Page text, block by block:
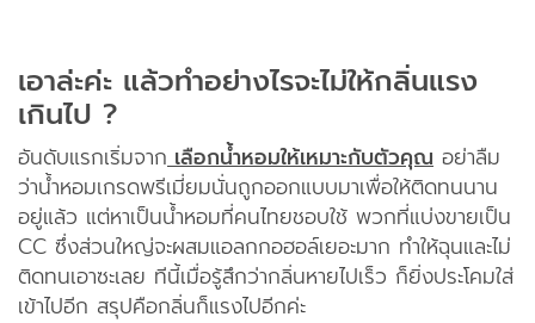
เอาล่ะค่ะ แล้วทำอย่างไรจะไม่ให้กลิ่นแรง
เกินไป ?
อันดับแรกเริ่มจาก เลือกน้ำหอมให้เหมาะกับตัวคุณ อย่าลืม
ว่าน้ำหอมเกรดพรีเมี่ยมนั่นถูกออกแบบมาเพื่อให้ติดทนนาน
อยู่แล้ว แต่หาเป็นน้ำหอมที่คนไทยชอบใช้ พวกที่แบ่งขายเป็น
CC ซึ่งส่วนใหญ่จะผสมแอลกกอฮอล์เยอะมาก ทำให้ฉุนและไม่
ติดทนเอาซะเลย ทีนี้เมื่อรู้สึกว่ากลิ่นหายไปเร็ว ก็ยิ่งประโคมใส่
เข้าไปอีก สรุปคือกลิ่นก็แรงไปอีกค่ะ